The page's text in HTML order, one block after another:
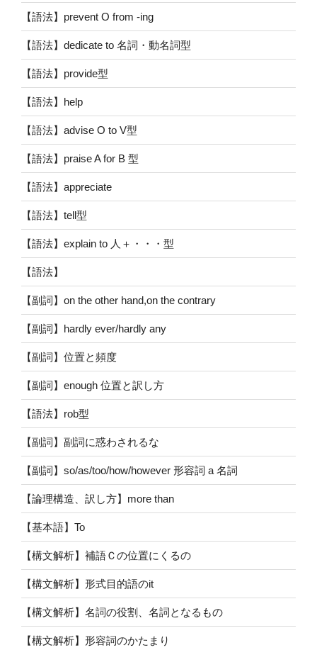
【語法】prevent O from -ing
【語法】dedicate to 名詞・動名詞型
【語法】provide型
【語法】help
【語法】advise O to V型
【語法】praise A for B 型
【語法】appreciate
【語法】tell型
【語法】explain to 人＋・・・型
【語法】
【副詞】on the other hand,on the contrary
【副詞】hardly ever/hardly any
【副詞】位置と頻度
【副詞】enough 位置と訳し方
【語法】rob型
【副詞】副詞に惑わされるな
【副詞】so/as/too/how/however 形容詞 a 名詞
【論理構造、訳し方】more than
【基本語】To
【構文解析】補語Ｃの位置にくるの
【構文解析】形式目的語のit
【構文解析】名詞の役割、名詞となるもの
【構文解析】形容詞のかたまり